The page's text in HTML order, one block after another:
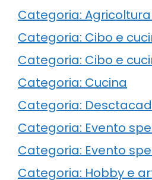
Categoria:
Categoria: Cibo e
Categoria: Cibo e
Categoria: Cucina
Categoria:
Categoria: Evento
Categoria: Evento
Categoria: Hobby e